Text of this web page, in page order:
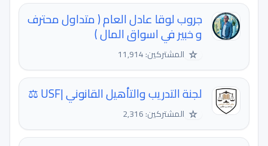
جروب لوقا عادل العام ( متداول محترف
و خبير في اسواق المال )
☆ المشتركين: 11,914
لجنة التدريب والتأهيل القانوني |USF ⚖️
☆ المشتركين: 2,316